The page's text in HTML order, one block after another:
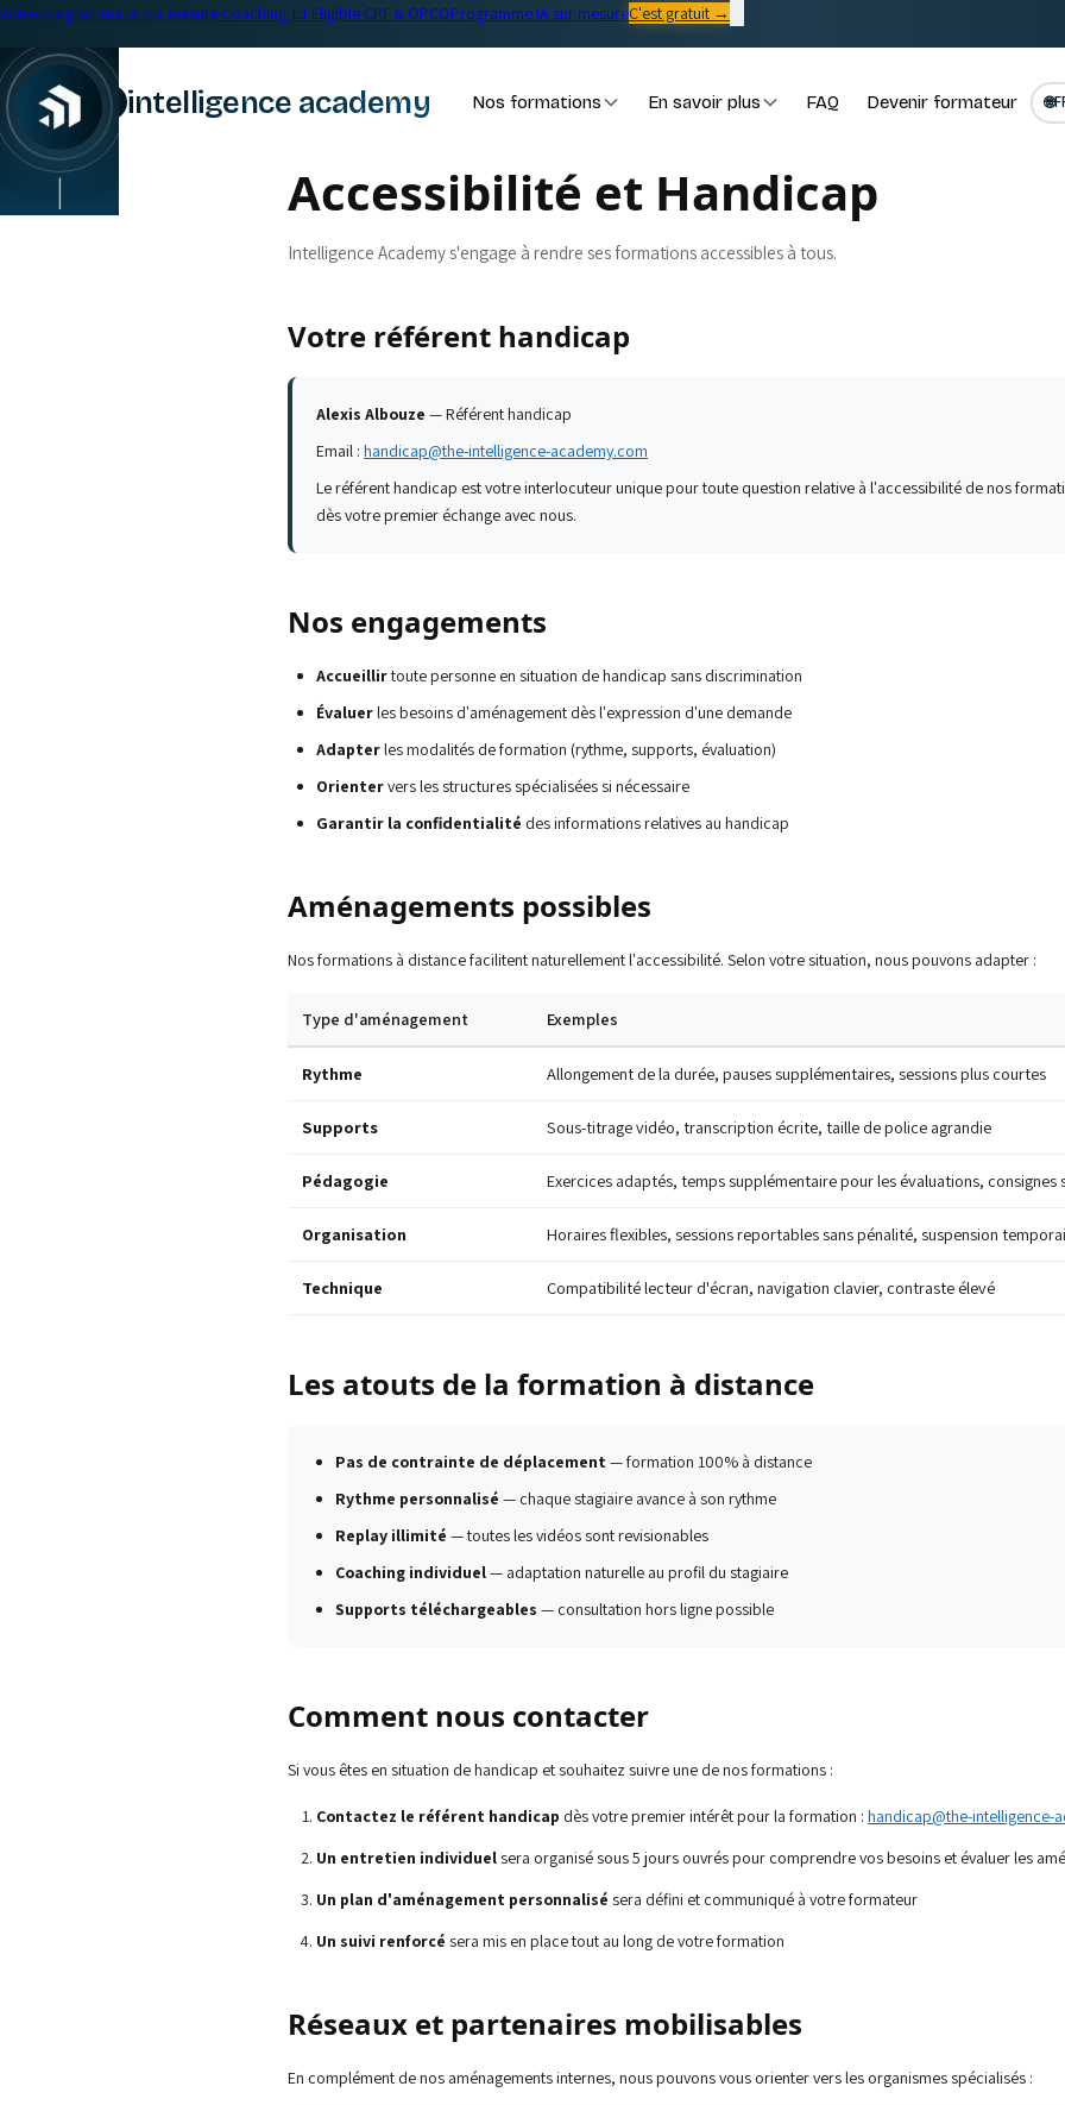
|
Votre programme IA sur mesure·Coaching 1:1·Éligible CPF & OPCOProgramme IA sur mesureC'est gratuit →
intelligence academy Nos formations En savoir plus FAQ Devenir formateur 🌐
Accessibilité et Handicap
Intelligence Academy s'engage à rendre ses formations accessibles à tous.
Votre référent handicap
Alexis Albouze — Référent handicap
Email : handicap@the-intelligence-academy.com
Le référent handicap est votre interlocuteur unique pour toute question relative à l'accessibilité de nos
dès votre premier échange avec nous.
Nos engagements
Accueillirtoute personne en situation de handicap sans discrimination
Évaluerles besoins d'aménagement dès l'expression d'une demande
Adapterles modalités de formation (rythme, supports, évaluation)
Orientervers les structures spécialisées si nécessaire
Garantir la confidentialité des informations relatives au handicap
Aménagements possibles
Nos formations à distance facilitent naturellement l'accessibilité. Selon votre situation, nous pouvons adapter :
Type d'aménagement Exemples
Rythme Allongement de la durée, pauses supplémentaires, sessions plus courtes
Supports Sous-titrage vidéo, transcription écrite, taille de police agrandie
Pédagogie Exercices adaptés, temps supplémentaire pour les évaluations, consignes
Organisation Horaires flexibles, sessions reportables sans pénalité, suspension
Technique Compatibilité lecteur d'écran, navigation clavier, contraste élevé
Les atouts de la formation à distance
Pas de contrainte de déplacement— formation 100% à distance
Rythme personnalisé — chaque stagiaire avance à son rythme
Replay illimité — toutes les vidéos sont revisionables
Coaching individuel— adaptation naturelle au profil du stagiaire
Supports téléchargeables — consultation hors ligne possible
Comment nous contacter
Si vous êtes en situation de handicap et souhaitez suivre une de nos formations :
Contactez le référent handicap dès votre premier intérêt pour la formation : handicap@the-intelligence-
Un entretien individuelsera organisé sous 5 jours ouvrés pour comprendre vos besoins et évaluer les
Un plan d'aménagement personnalisé sera défini et communiqué à votre formateur
Un suivi renforcé sera mis en place tout au long de votre formation
Réseaux et partenaires mobilisables
En complément de nos aménagements internes, nous pouvons vous orienter vers les organismes spécialisés :